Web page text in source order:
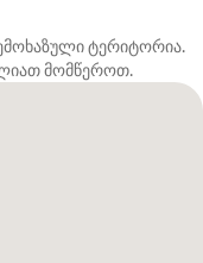
ტერიტორია.
მომწეროთ.